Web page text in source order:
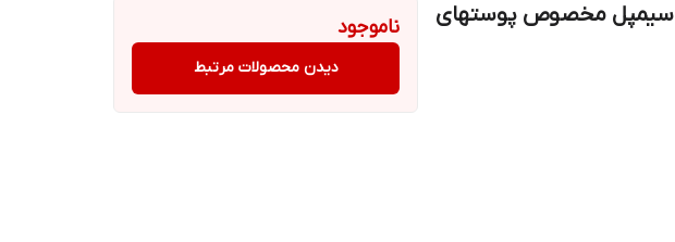
ژل شست و شوی صورت Purifying سیمپل مخصوص پوستهای
ناموجود
دیدن محصولات مرتبط